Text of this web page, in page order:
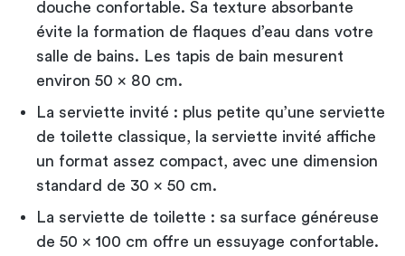
douche confortable. Sa texture absorbante
évite la formation de flaques d’eau dans votre
salle de bains. Les tapis de bain mesurent
environ 50 x 80 cm.
La serviette invité : plus petite qu’une serviette
de toilette classique, la serviette invité affiche
un format assez compact, avec une dimension
standard de 30 x 50 cm.
La serviette de toilette : sa surface généreuse
de 50 x 100 cm offre un essuyage confortable.